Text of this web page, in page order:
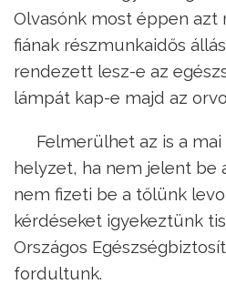
Olvasónk most éppen azt
fiának részmunkaidős
rendezett lesz-e az
lámpát kap-e majd az
Felmerülhet az is a
helyzet, ha nem jelent be
nem fizeti be a tőlünk
kérdéseket igyekeztünk
Országos
fordultunk.